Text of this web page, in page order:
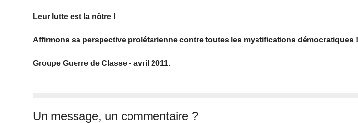
Leur lutte est la nôtre !
Affirmons sa perspective prolétarienne contre toutes les mystifications démocratiques !
Groupe Guerre de Classe - avril 2011.
Un message, un commentaire ?